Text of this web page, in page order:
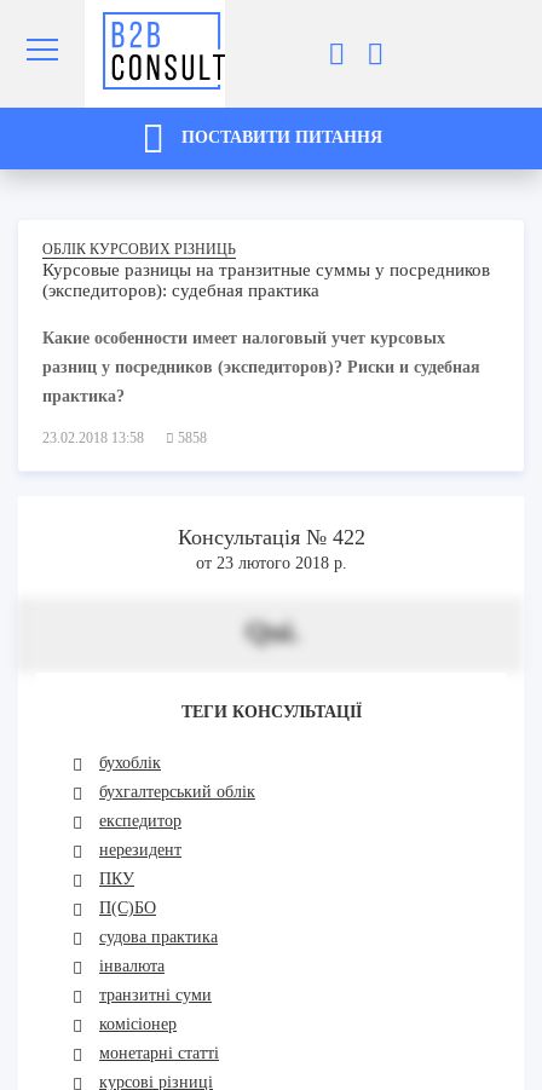
ПОСТАВИТИ ПИТАННЯ
ОБЛІК КУРСОВИХ РІЗНИЦЬ
Курсовые разницы на транзитные суммы у посредников
(экспедиторов): судебная практика
Какие особенности имеет налоговый учет курсовых
разниц у посредников (экспедиторов)? Риски и судебная
практика?
23.02.2018 13:58 5858
Консультація № 422
от 23 лютого 2018 р.
Qui.
ТЕГИ КОНСУЛЬТАЦІЇ
бухоблік
бухгалтерський облік
експедитор
нерезидент
ПКУ
П(С)БО
судова практика
інвалюта
транзитні суми
комісіонер
монетарні статті
курсові різниці